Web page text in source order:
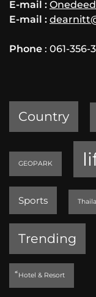
E-mail :
E-mail :
Phone : 061-356-
Country
GEOPARK
Sports
Trending
็Hotel & Resort